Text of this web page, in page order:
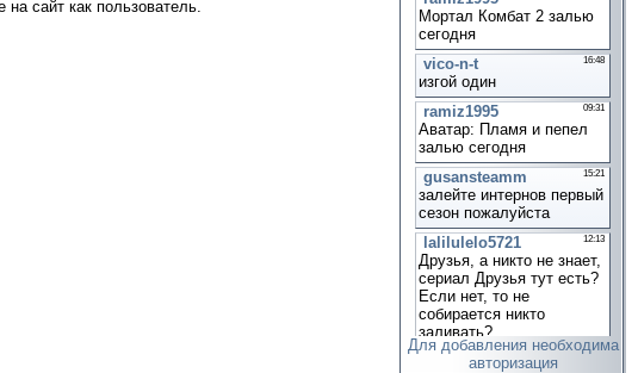
сайт как пользователь.
Для добавления необходима
авторизация